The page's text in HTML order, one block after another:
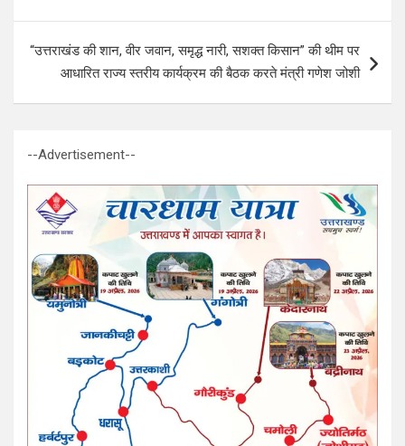
“उत्तराखंड की शान, वीर जवान, समृद्ध नारी, सशक्त किसान” की थीम पर
आधारित राज्य स्तरीय कार्यक्रम की बैठक करते मंत्री गणेश जोशी
--Advertisement--